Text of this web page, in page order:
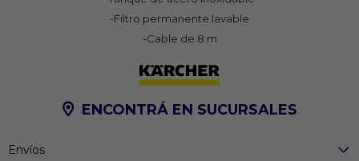
-Filtro permanente lavable
-Cable de 8 m
ENCONTRÁ EN SUCURSALES
Envíos